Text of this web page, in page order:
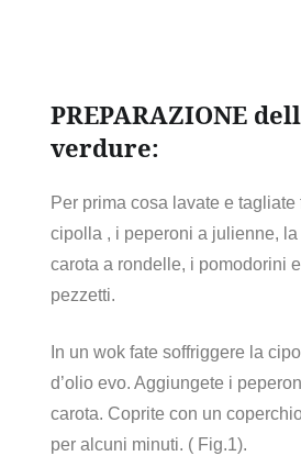
PREPARAZIONE
verdure:
Per prima cosa lavate e tagliate
cipolla , i peperoni a julienne,
carota a rondelle, i pomodorini
pezzetti.
In un wok fate soffriggere la
d’olio evo. Aggiungete i
carota. Coprite con un
per alcuni minuti. ( Fig.1).